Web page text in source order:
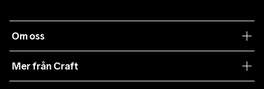
Om oss
Mer från Craft